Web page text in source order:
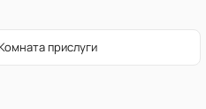
Комната прислуги